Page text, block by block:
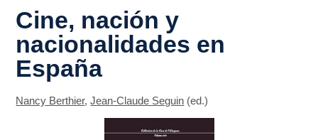
Cine, nación y
nacionalidades en
España
Nancy Berthier,Jean-Claude Seguin (ed.)